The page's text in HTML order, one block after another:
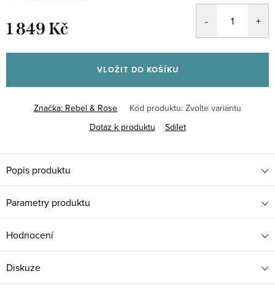
1 849 Kč
cena:
VLOŽIT DO KOŠÍKU
Značka: Rebel & Rose Kód produktu: Zvolte variantu
Dotaz k produktu
Sdílet
Popis produktu
Parametry produktu
Hodnocení
Diskuze